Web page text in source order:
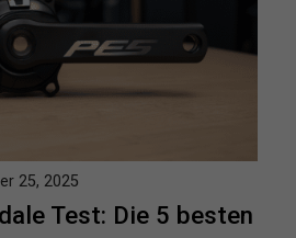
Test: Die 5 besten
25, 2025